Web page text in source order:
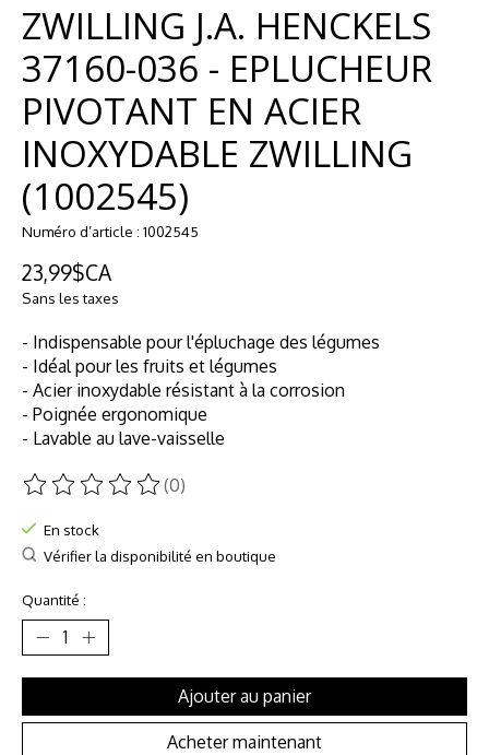
ZWILLING J.A. HENCKELS
37160-036 - EPLUCHEUR
PIVOTANT EN ACIER
INOXYDABLE ZWILLING
(1002545)
Numéro d’article : 1002545
23,99$CA
Sans les taxes
- Indispensable pour l'épluchage des légumes
- Idéal pour les fruits et légumes
- Acier inoxydable résistant à la corrosion
- Poignée ergonomique
- Lavable au lave-vaisselle
Ce produit est évalué à
(0)
En stock
Vérifier la disponibilité en boutique
Quantité :
Ajouter au panier
Acheter maintenant